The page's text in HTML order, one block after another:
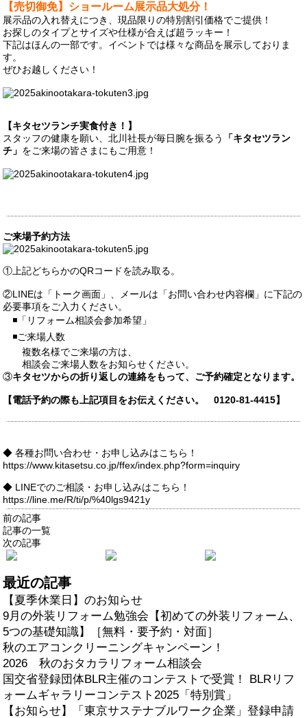
【売切御免】ショールーム展示品大処分！
展示品の入れ替えにつき、現品限りの特別割引価格でご提供！
お探しのタイプとサイズや仕様が合えば超ラッキー！
下記はほんの一部です。イベントでは様々な商品を展示しておりま
す。
ぜひお越しください！
【キタセツランチ実食付き！】
スタッフの健康を願い、北川社長が毎日腕を振るう
「キタセツラン
チ」 をご来場の皆さまにもご用意！
ご来場予約方法
①上記どちらかのQRコードを読み取る。
②LINEは「トーク画面」、メールは「お問い合わせ内容欄」に下記の
必要事項をご入力ください。
◾️「リフォーム相談会参加希望」
◾️ご来場人数
複数名様でご来場の方は、
相談会ご来場人数をお知らせください。
③キタセツからの折り返しの連絡をもって、ご予約確定となります。
【電話予約の際も上記項目をお伝えください。0120-81-4415】
◆ 各種お問い合わせ・お申し込みはこちら！
https://www.kitasetsu.co.jp/ffex/index.php?form=inquiry
◆ LINEでのご相談・お申し込みはこちら！
https://line.me/R/ti/p/%40lgs9421y
前の記事
記事の一覧
次の記事
最近の記事
【夏季休業日】のお知らせ
9月の外装リフォーム勉強会【初めての外装リフォーム、
5つの基礎知識】［無料・要予約・対面］
秋のエアコンクリーニングキャンペーン！
2026 秋のおタカラリフォーム相談会
国交省登録団体BLR主催のコンテストで受賞！ BLRリフ
ォームギャラリーコンテスト2025「特別賞」
【お知らせ】「東京サステナブルワーク企業」登録申請